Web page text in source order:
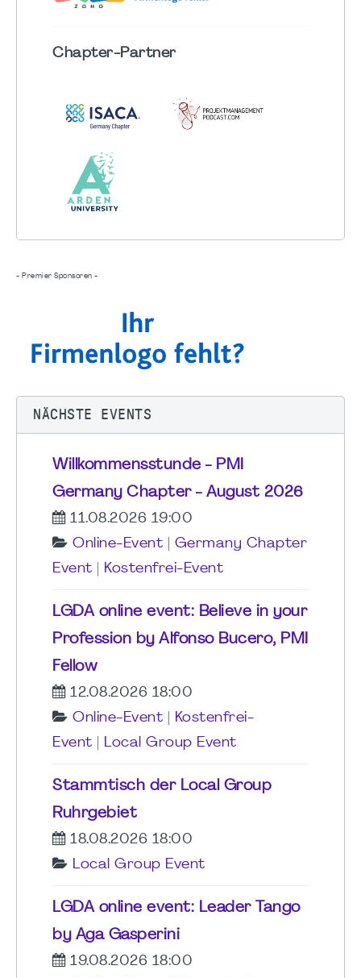
Chapter-Partner
- Premier Sponsoren -
NÄCHSTE EVENTS
Willkommensstunde - PMI
Germany Chapter - August 2026
11.08.2026 19:00
Online-Event
Germany Chapter
Event
Kostenfrei-Event
LGDA online event: Believe in your
Profession by Alfonso Bucero, PMI
Fellow
12.08.2026 18:00
Online-Event
Kostenfrei-
Event
Local Group Event
Stammtisch der Local Group
Ruhrgebiet
18.08.2026 18:00
Local Group Event
LGDA online event: Leader Tango
by Aga Gasperini
19.08.2026 18:00